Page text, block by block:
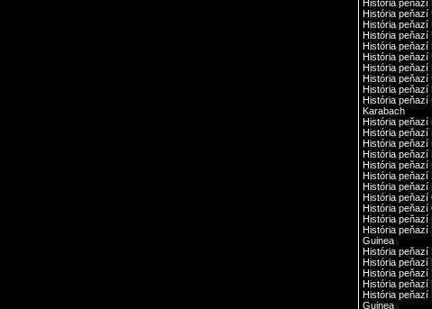
História peňazí
História peňazí
História peňazí
História peňazí
História peňazí
História peňazí
História peňazí
História peňazí
História peňazí
História peňazí
Karabach
História peňazí
História peňazí
História peňazí
História peňazí
História peňazí
História peňazí
História peňazí
História peňazí
História peňazí
História peňazí
História peňazí
Guinea
História peňazí
História peňazí
História peňazí
História peňazí
História peňazí
Guinea